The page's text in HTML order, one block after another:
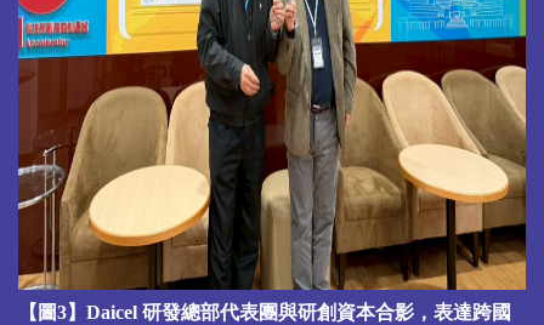
【圖3】Daicel 研發總部代表團與研創資本合影，表達跨國